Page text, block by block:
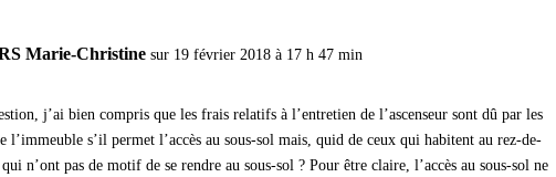
Marie-Christine sur 19 février 2018 à 17 h 47 min
j’ai bien compris que les frais relatifs à l’entretien de l’ascenseur sont dû par les
l’immeuble s’il permet l’accès au sous-sol mais, quid de ceux qui habitent au rez-de-
qui n’ont pas de motif de se rendre au sous-sol ? Pour être claire, l’accès au sous-sol ne